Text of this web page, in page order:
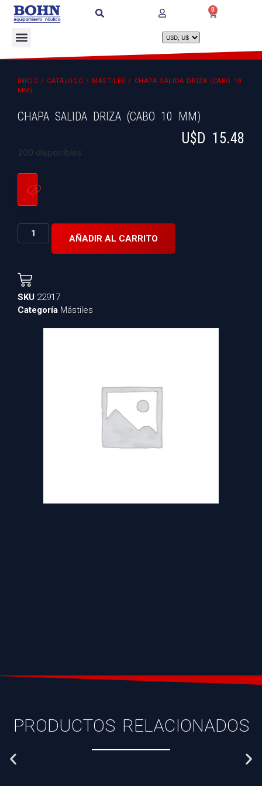
0
INICIO / CATÁLOGO / MÁSTILES / CHAPA SALIDA DRIZA (CABO 10
MM)
CHAPA SALIDA DRIZA (CABO 10 MM)
U$D 15.48
200 disponibles
AÑADIR AL CARRITO
SKU 22917
Categoría Mástiles
PRODUCTOS RELACIONADOS